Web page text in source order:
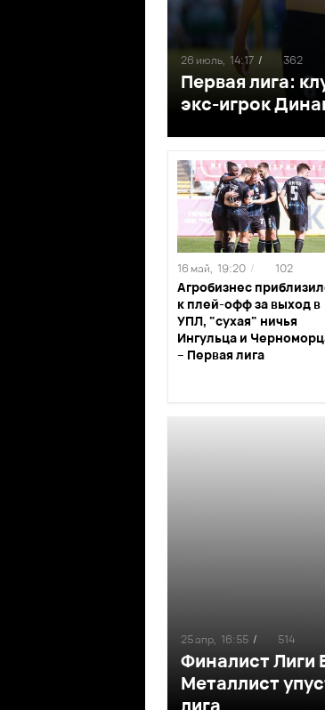
Первая лига:
экс-игрок
26 июль, 14:17 / 362
Агробизнес
к плей-офф за выход в
УПЛ, "сухая" ничья
Ингульца и
– Первая лига
16 май, 19:20 / 102
Финалист Лиги
Металлист
лига
25 апр, 16:55 / 514